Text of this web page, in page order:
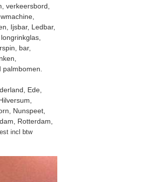
verkeersbord,
Ijsbar, Ledbar,
bar,
Ede,
Nunspeet,
Rotterdam,
incl btw